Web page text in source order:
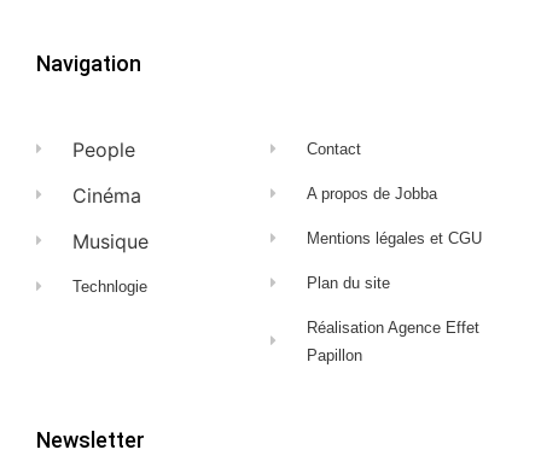
Navigation
People
Cinéma
Musique
Technlogie
Contact
A propos de Jobba
Mentions légales et CGU
Plan du site
Réalisation Agence Effet
Papillon
Newsletter